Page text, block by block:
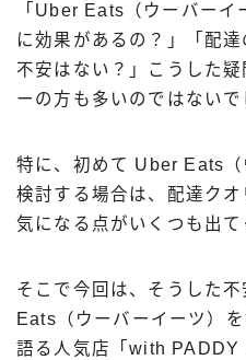
飲食店として出店する
Uber Eats加盟店ガイド
出店店舗の取材記事
サービスから探す
出前館
menu
「Uber Eats（ウーバーイ
に効果があるの？」「配
不安はない？」こうした
ーの方も多いのではないで
特に、初めて Uber Eats
検討する場合は、配達クオ
気になる点がいくつも出て
そこで今回は、そうした
Eats（ウーバーイーツ）
語る人気店「with PADDY